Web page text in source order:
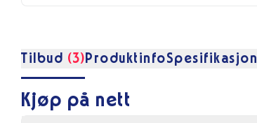
Tilbud (3) ProduktinfoSpesifikasjon
Kjøp på nett